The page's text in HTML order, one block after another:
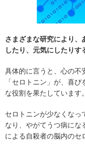
さまざまな研究により、
したり、元気にしたりす
具体的に言うと、心の不
「セロトニン」が、喜
な役割を果たしています。
セロトニンが少なくなっ
なり、やがてうつ病にな
による自殺者の脳内のセ